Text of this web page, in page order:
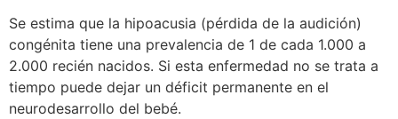
Se estima que la hipoacusia (pérdida de la audición)
congénita tiene una prevalencia de 1 de cada 1.000 a
2.000 recién nacidos. Si esta enfermedad no se trata a
tiempo puede dejar un déficit permanente en el
neurodesarrollo del bebé.